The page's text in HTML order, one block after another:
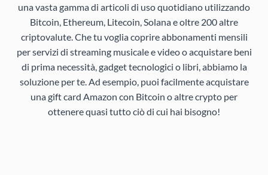
una vasta gamma di articoli di uso quotidiano utilizzando
Bitcoin, Ethereum, Litecoin, Solana e oltre 200 altre
criptovalute. Che tu voglia coprire abbonamenti mensili
per servizi di streaming musicale e video o acquistare beni
di prima necessità, gadget tecnologici o libri, abbiamo la
soluzione per te. Ad esempio, puoi facilmente acquistare
una gift card Amazon con Bitcoin o altre crypto per
ottenere quasi tutto ciò di cui hai bisogno!